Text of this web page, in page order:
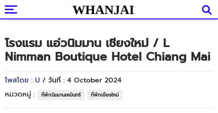
โรงแรม แอ่วนิมมาน เชียงใหม่ / L
Nimman Boutique Hotel Chiang Mai
โพสโดย : U / วันที่ : 4 October 2024
หมวดหมู่ :
ที่พักนิมมานเหมินทร์ ที่พักเชียงใหม่